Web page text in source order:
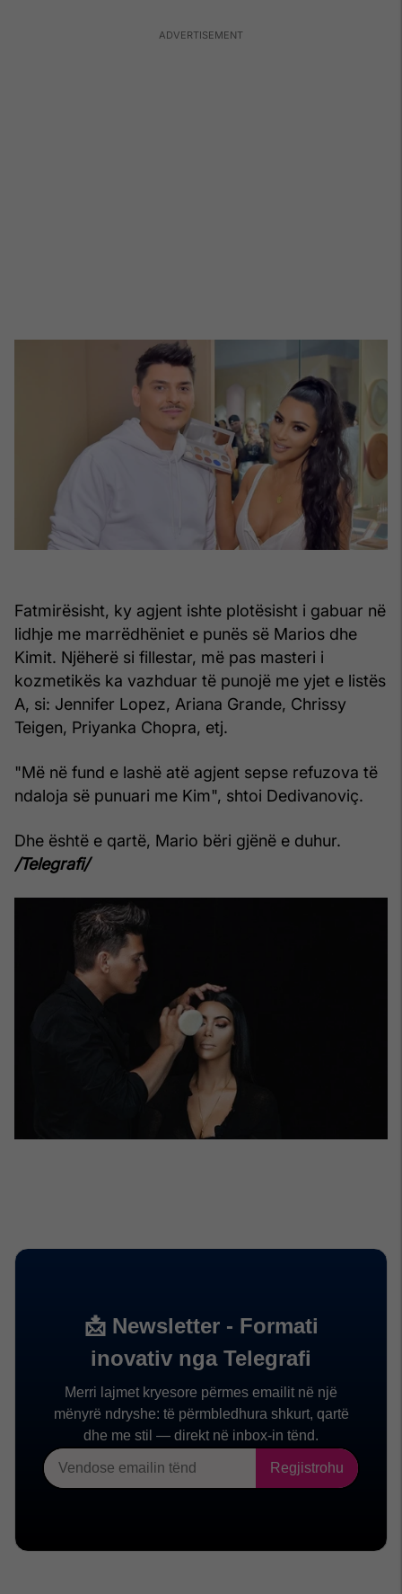
Fatmirësisht, ky agjent ishte plotësisht i gabuar në
lidhje me marrëdhëniet e punës së Marios dhe
Kimit. Njëherë si fillestar, më pas masteri i
kozmetikës ka vazhduar të punojë me yjet e listës
A, si: Jennifer Lopez, Ariana Grande, Chrissy
Teigen, Priyanka Chopra, etj.
"Më në fund e lashë atë agjent sepse refuzova të
ndaloja së punuari me Kim", shtoi Dedivanoviç.
Dhe është e qartë, Mario bëri gjënë e duhur.
/Telegrafi/